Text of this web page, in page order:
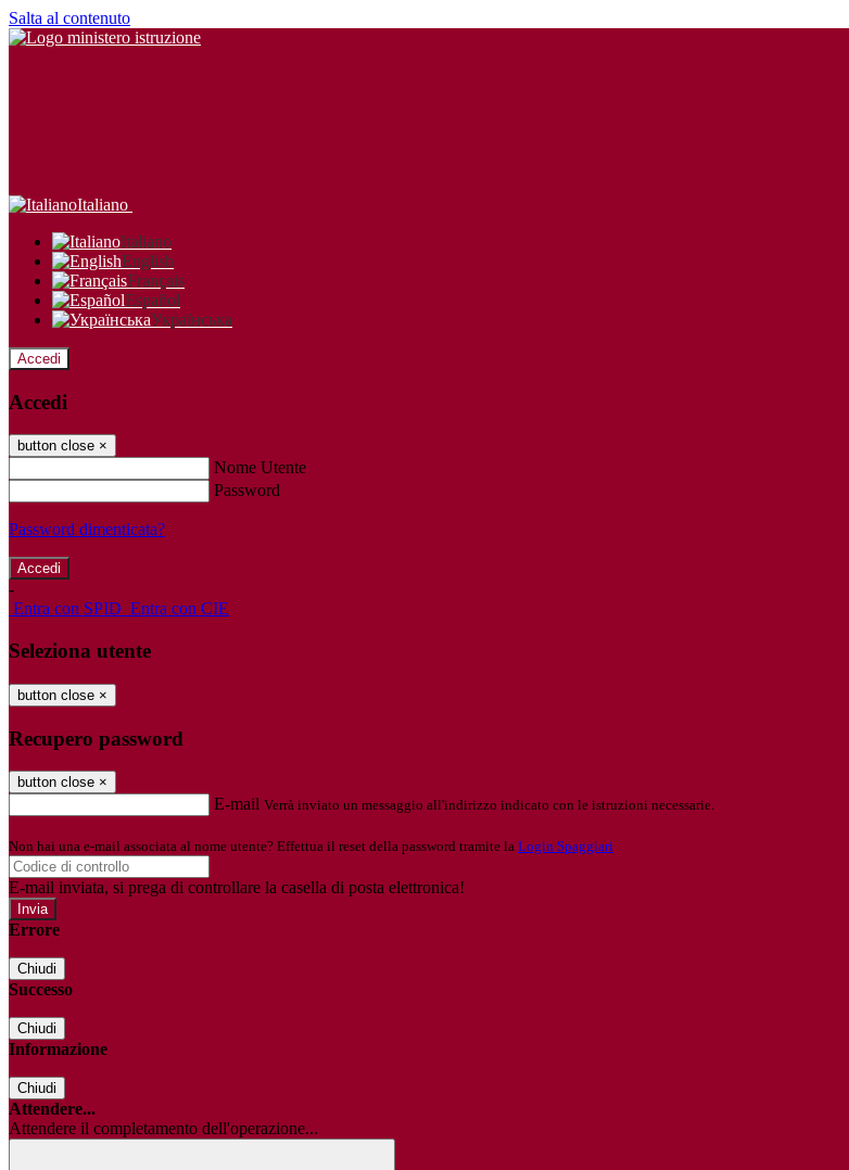
Salta al contenuto
Italiano
Italiano
English
Français
Español
Українська
Accedi
Accedi
button close ×
Nome Utente
Password
Password dimenticata?
-
Entra con SPID Entra con CIE
Seleziona utente
button close ×
Recupero password
button close ×
E-mail Verrà inviato un messaggio all'indirizzo indicato con le istruzioni necessarie.
Non hai una e-mail associata al nome utente? Effettua il reset della password tramite la Login Spaggiari
E-mail inviata, si prega di controllare la casella di posta elettronica!
Errore
Chiudi
Successo
Chiudi
Informazione
Chiudi
Attendere...
Attendere il completamento dell'operazione...